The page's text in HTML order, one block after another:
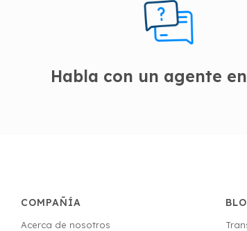
Habla con un agente
COMPAÑÍA
Acerca de nosotros